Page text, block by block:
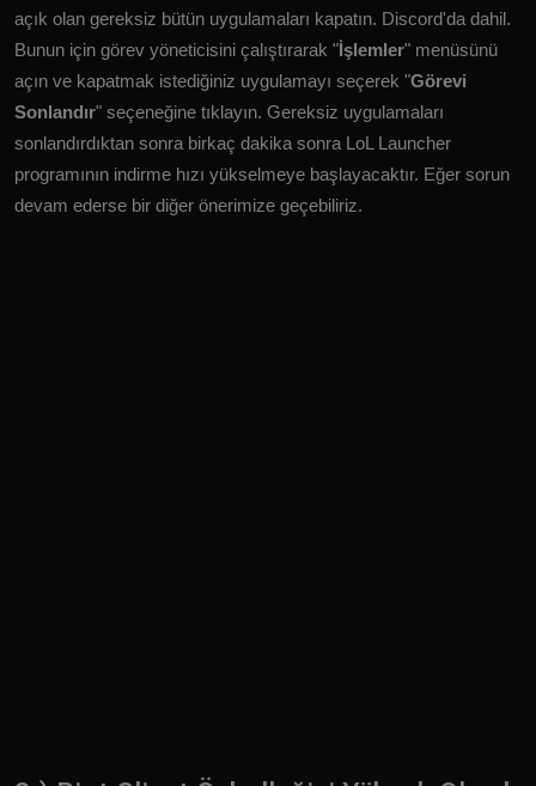
açık olan gereksiz bütün uygulamaları kapatın. Discord'da dahil.
Bunun için görev yöneticisini çalıştırarak "İşlemler" menüsünü
açın ve kapatmak istediğiniz uygulamayı seçerek "Görevi
Sonlandır" seçeneğine tıklayın. Gereksiz uygulamaları
sonlandırdıktan sonra birkaç dakika sonra LoL Launcher
programının indirme hızı yükselmeye başlayacaktır. Eğer sorun
devam ederse bir diğer önerimize geçebiliriz.